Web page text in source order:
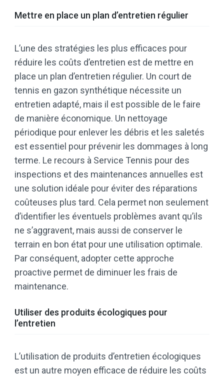
Mettre en place un plan d’entretien régulier
L’une des stratégies les plus efficaces pour
réduire les coûts d’entretien est de mettre en
place un plan d’entretien régulier. Un court de
tennis en gazon synthétique nécessite un
entretien adapté, mais il est possible de le faire
de manière économique. Un nettoyage
périodique pour enlever les débris et les saletés
est essentiel pour prévenir les dommages à long
terme. Le recours à Service Tennis pour des
inspections et des maintenances annuelles est
une solution idéale pour éviter des réparations
coûteuses plus tard. Cela permet non seulement
d’identifier les éventuels problèmes avant qu’ils
ne s’aggravent, mais aussi de conserver le
terrain en bon état pour une utilisation optimale.
Par conséquent, adopter cette approche
proactive permet de diminuer les frais de
maintenance.
Utiliser des produits écologiques pour
l’entretien
L’utilisation de produits d’entretien écologiques
est un autre moyen efficace de réduire les coûts